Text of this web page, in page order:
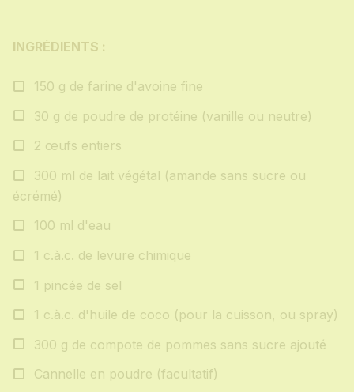
INGRÉDIENTS :
150 g de farine d'avoine fine
30 g de poudre de protéine (vanille ou neutre)
2 œufs entiers
300 ml de lait végétal (amande sans sucre ou
écrémé)
100 ml d'eau
1 c.à.c. de levure chimique
1 pincée de sel
1 c.à.c. d'huile de coco (pour la cuisson, ou spray)
300 g de compote de pommes sans sucre ajouté
Cannelle en poudre (facultatif)